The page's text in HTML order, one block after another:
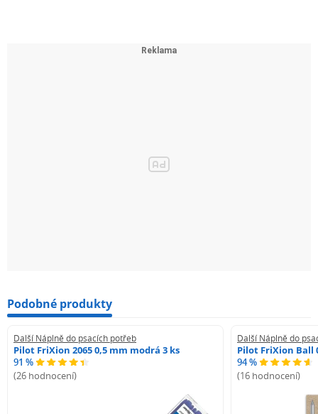
Podobné produkty
Další Náplně do psacích potřeb
Pilot FriXion 2065 0,5 mm modrá 3 ks
91 %
(26 hodnocení)
Další Náplně do
Pilot FriXion Ball
94 %
(16 hodnocení)